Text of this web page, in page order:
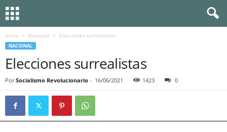
Inicio Nacional Elecciones surrealistas
NACIONAL
Elecciones surrealistas
Por Socialismo Revolucionario - 16/06/2021 1423 0